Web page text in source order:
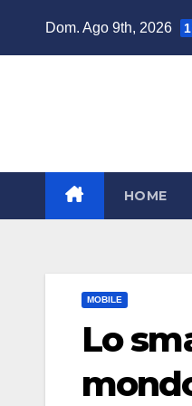
Dom. Ago 9th, 2026
HOME
MOBILE
Lo